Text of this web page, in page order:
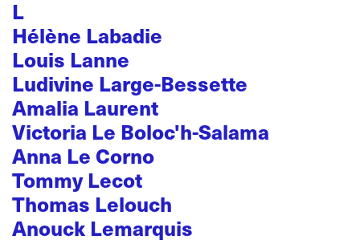
L
Hélène Labadie
Louis Lanne
Ludivine Large-Bessette
Amalia Laurent
Victoria Le Boloc'h-Salama
Anna Le Corno
Tommy Lecot
Thomas Lelouch
Anouck Lemarquis